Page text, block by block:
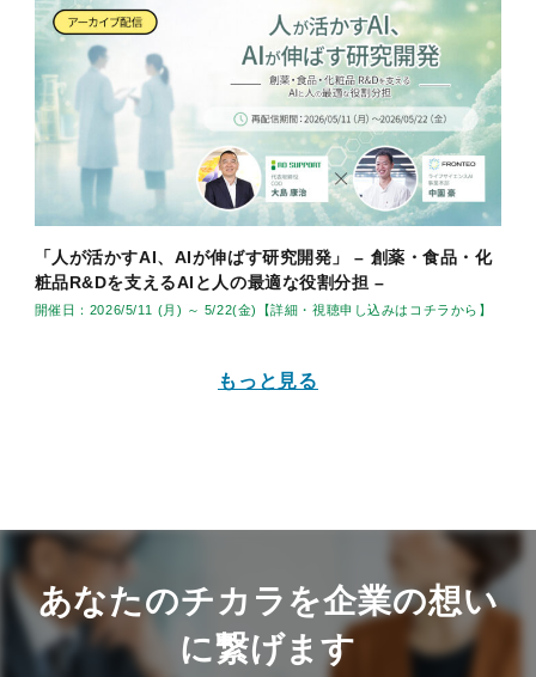
「人が活かすAI、AIが伸ばす研究開発」 – 創薬・食品・化
粧品R&Dを支えるAIと人の最適な役割分担 –
開催日：2026/5/11 (月) ～ 5/22(金)【詳細・視聴申し込みはコチラから】
もっと見る
あなたのチカラを企業の想い
に繋げます